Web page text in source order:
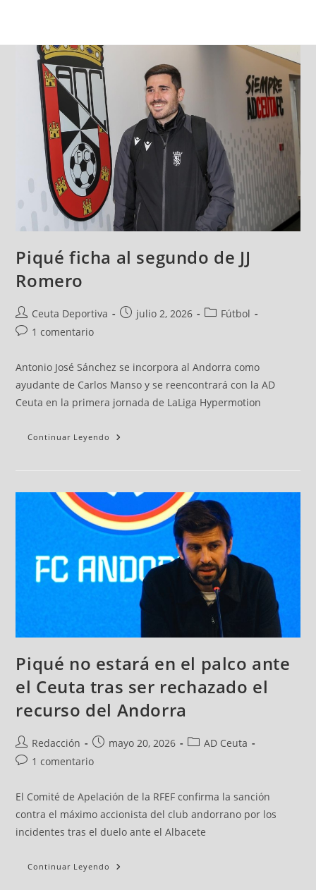
Piqué ficha al segundo de JJ
Romero
Ceuta Deportiva julio 2, 2026
Fútbol
1 comentario
Antonio José Sánchez se incorpora al Andorra como
ayudante de Carlos Manso y se reencontrará con la AD
Ceuta en la primera jornada de LaLiga Hypermotion
Continuar Leyendo
Piqué no estará en el palco ante
el Ceuta tras ser rechazado el
recurso del Andorra
Redacción mayo 20, 2026
AD Ceuta
1 comentario
El Comité de Apelación de la RFEF confirma la sanción
contra el máximo accionista del club andorrano por los
incidentes tras el duelo ante el Albacete
Continuar Leyendo